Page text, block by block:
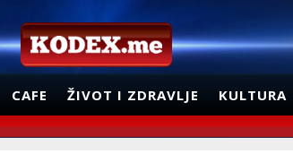
CAFE ŽIVOT I ZDRAVLJE KULTURA